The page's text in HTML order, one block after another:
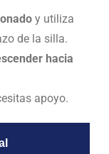
y utiliza
de la silla.
hacia
apoyo.